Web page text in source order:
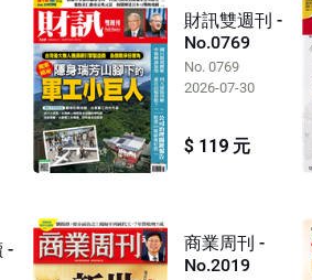
財訊雙週刊 -
No.0769
No. 0769
2026-07-30
$ 119 元
-
商業周刊 -
No.2019